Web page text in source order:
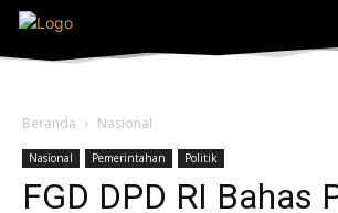
Beranda Nasional
Nasional Pemerintahan Politik
FGD DPD RI Bahas